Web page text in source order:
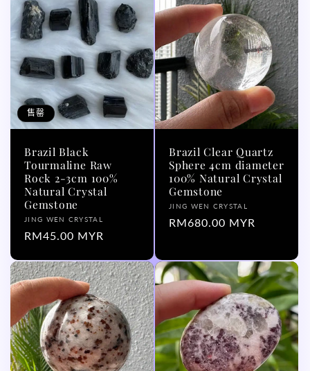
格
格
售罄
Brazil Black
Tourmaline Raw
Rock 2-3cm 100%
Natural Crystal
Gemstone
厂
商：
JING WEN CRYSTAL
常
价
格
RM45.00 MYR
Brazil Clear Quartz
Sphere 4cm diameter
100% Natural Crystal
Gemstone
厂
商：
JING WEN CRYSTAL
常
格
RM680.00 MYR